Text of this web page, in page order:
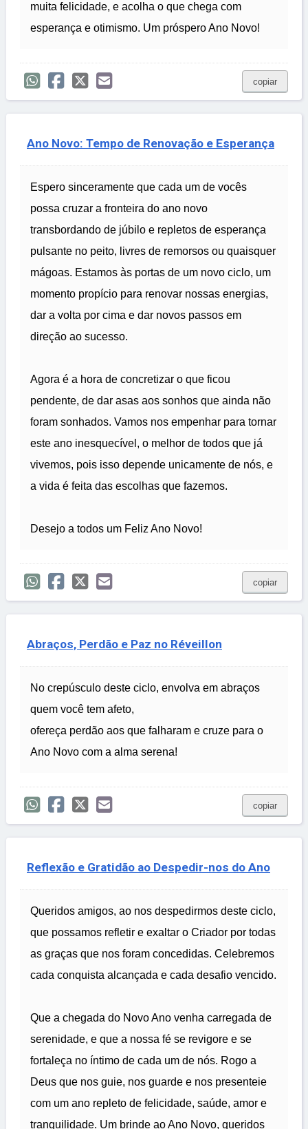
muita felicidade, e acolha o que chega com
esperança e otimismo. Um próspero Ano Novo!
copiar
Ano Novo: Tempo de Renovação e Esperança
Espero sinceramente que cada um de vocês
possa cruzar a fronteira do ano novo
transbordando de júbilo e repletos de esperança
pulsante no peito, livres de remorsos ou quaisquer
mágoas. Estamos às portas de um novo ciclo, um
momento propício para renovar nossas energias,
dar a volta por cima e dar novos passos em
direção ao sucesso.
Agora é a hora de concretizar o que ficou
pendente, de dar asas aos sonhos que ainda não
foram sonhados. Vamos nos empenhar para tornar
este ano inesquecível, o melhor de todos que já
vivemos, pois isso depende unicamente de nós, e
a vida é feita das escolhas que fazemos.
Desejo a todos um Feliz Ano Novo!
copiar
Abraços, Perdão e Paz no Réveillon
No crepúsculo deste ciclo, envolva em abraços
quem você tem afeto,
ofereça perdão aos que falharam e cruze para o
Ano Novo com a alma serena!
copiar
Reflexão e Gratidão ao Despedir-nos do Ano
Queridos amigos, ao nos despedirmos deste ciclo,
que possamos refletir e exaltar o Criador por todas
as graças que nos foram concedidas. Celebremos
cada conquista alcançada e cada desafio vencido.
Que a chegada do Novo Ano venha carregada de
serenidade, e que a nossa fé se revigore e se
fortaleça no íntimo de cada um de nós. Rogo a
Deus que nos guie, nos guarde e nos presenteie
com um ano repleto de felicidade, saúde, amor e
tranquilidade. Um brinde ao Ano Novo, queridos